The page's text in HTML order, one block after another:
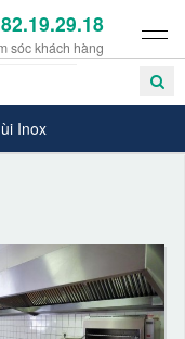
sóc khách hàng
Inox